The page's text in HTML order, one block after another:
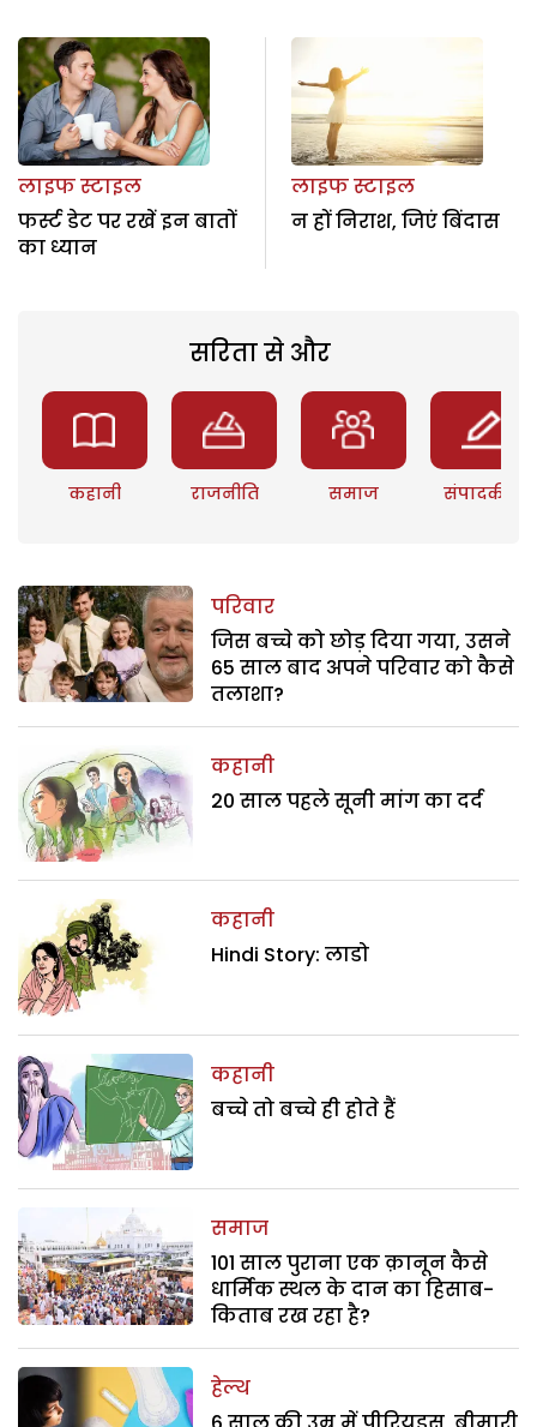
लाइफ स्टाइल
फर्स्ट डेट पर रखें इन बातों
का ध्यान
लाइफ स्टाइल
न हों निराश, जिएं बिंदास
सरिता से और
कहानी राजनीति समाज संपादकीय
परिवार
जिस बच्चे को छोड़ दिया गया, उसने
65 साल बाद अपने परिवार को कैसे
तलाशा?
कहानी
20 साल पहले सूनी मांग का दर्द
कहानी
Hindi Story: लाडो
कहानी
बच्चे तो बच्चे ही होते हैं
समाज
101 साल पुराना एक क़ानून कैसे
धार्मिक स्थल के दान का हिसाब-
किताब रख रहा है?
हेल्थ